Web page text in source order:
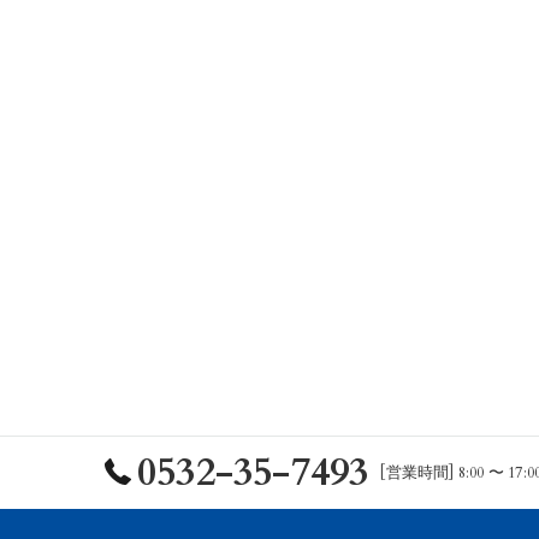
0532-35-7493 [営業時間] 8:00 〜